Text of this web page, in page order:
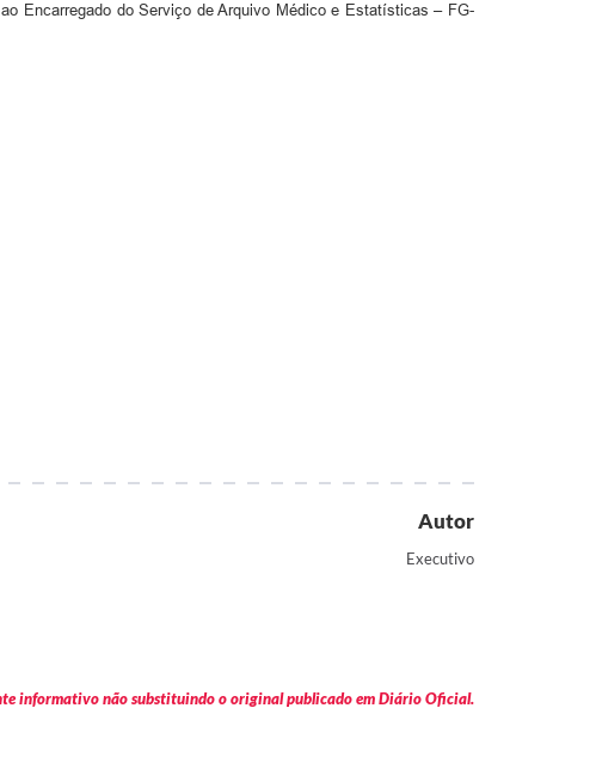
Encarregado do Serviço de Arquivo Médico e Estatísticas – FG-
Autor
Executivo
informativo não substituindo o original publicado em Diário Oficial.